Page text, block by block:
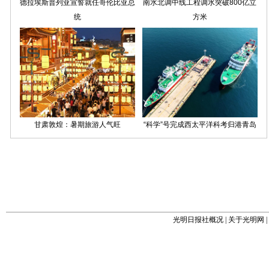
光明日报社概况 关于光明网